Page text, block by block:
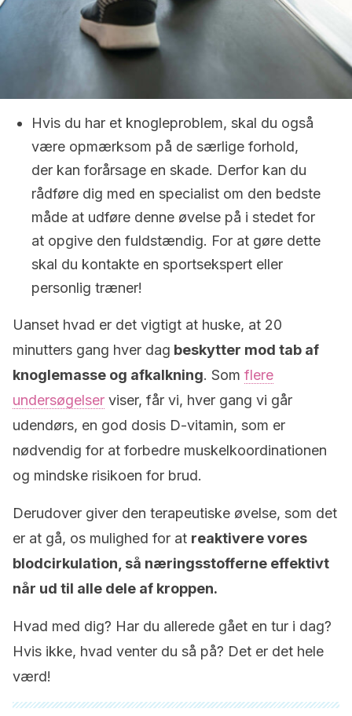
Hvis du har et knogleproblem, skal du også
være opmærksom på de særlige forhold,
der kan forårsage en skade. Derfor kan du
rådføre dig med en specialist om den bedste
måde at udføre denne øvelse på i stedet for
at opgive den fuldstændig. For at gøre dette
skal du kontakte en sportsekspert eller
personlig træner!
Uanset hvad er det vigtigt at huske, at 20
minutters gang hver dag beskytter mod tab af
knoglemasse og afkalkning. Som flere
undersøgelser viser, får vi, hver gang vi går
udendørs, en god dosis D-vitamin, som er
nødvendig for at forbedre muskelkoordinationen
og mindske risikoen for brud.
Derudover giver den terapeutiske øvelse, som det
er at gå, os mulighed for at reaktivere vores
blodcirkulation, så næringsstofferne effektivt
når ud til alle dele af kroppen.
Hvad med dig? Har du allerede gået en tur i dag?
Hvis ikke, hvad venter du så på? Det er det hele
værd!